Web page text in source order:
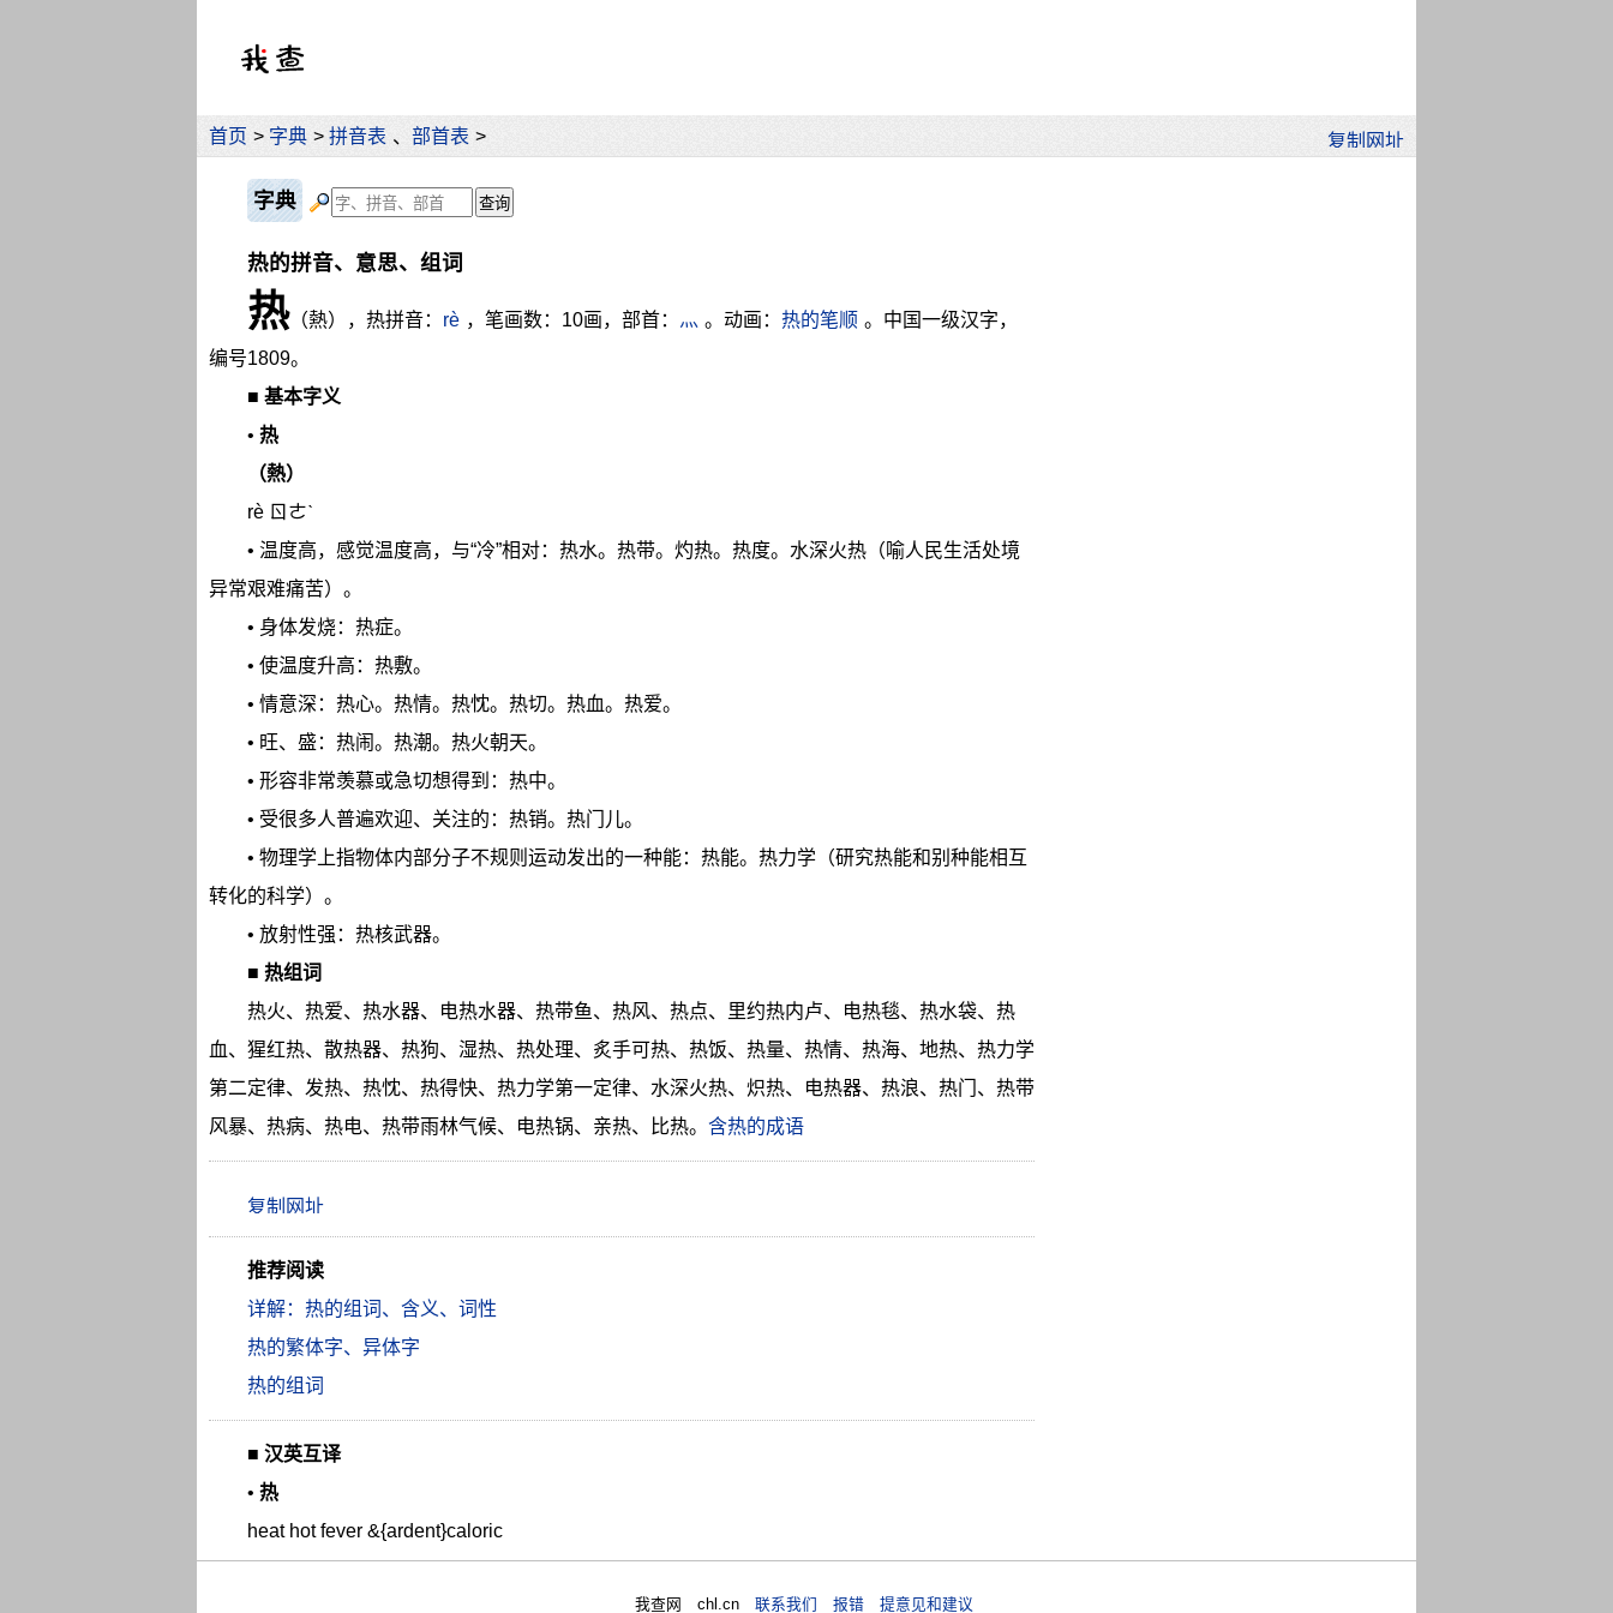
首页 > 字典 > 拼音表 、 部首表 >
字典
热的拼音、意思、组词
热（熱），热拼音： rè ，笔画数：10画，部首： 灬 。动画： 热的笔顺 。中国一级汉字，
编号1809。
■ 基本字义
• 热
（熱）
rè ㄖㄜˋ
• 温度高，感觉温度高，与“冷”相对：热水。热带。灼热。热度。水深火热（喻人民生活处境
异常艰难痛苦）。
• 身体发烧：热症。
• 使温度升高：热敷。
• 情意深：热心。热情。热忱。热切。热血。热爱。
• 旺、盛：热闹。热潮。热火朝天。
• 形容非常羡慕或急切想得到：热中。
• 受很多人普遍欢迎、关注的：热销。热门儿。
• 物理学上指物体内部分子不规则运动发出的一种能：热能。热力学（研究热能和别种能相互
转化的科学）。
• 放射性强：热核武器。
■ 热组词
热火、热爱、热水器、电热水器、热带鱼、热风、热点、里约热内卢、电热毯、热水袋、热
血、猩红热、散热器、热狗、湿热、热处理、炙手可热、热饭、热量、热情、热海、地热、热力学
第二定律、发热、热忱、热得快、热力学第一定律、水深火热、炽热、电热器、热浪、热门、热带
风暴、热病、热电、热带雨林气候、电热锅、亲热、比热。 含热的成语
推荐阅读
详解：热的组词、含义、词性
热的繁体字、异体字
热的组词
■ 汉英互译
• 热
heat hot fever &{ardent}caloric
我查网 chl.cn联系我们 报错 提意见和建议